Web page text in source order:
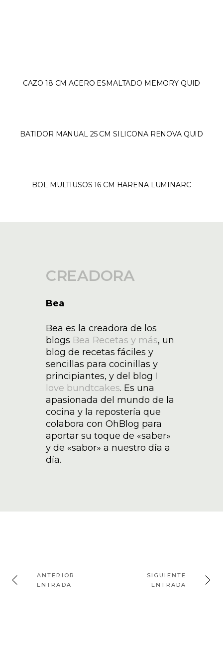
CAZO 18 CM ACERO ESMALTADO MEMORY QUID
BATIDOR MANUAL 25 CM SILICONA RENOVA QUID
BOL MULTIUSOS 16 CM HARENA LUMINARC
CREADORA
Bea
Bea es la creadora de los
blogs Bea Recetas y más, un
blog de recetas fáciles y
sencillas para cocinillas y
principiantes, y del blog I
love bundtcakes. Es una
apasionada del mundo de la
cocina y la repostería que
colabora con OhBlog para
aportar su toque de «saber»
y de «sabor» a nuestro día a
día.
ANTERIOR
ENTRADA
SIGUIENTE
ENTRADA